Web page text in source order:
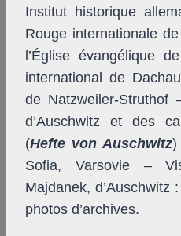
Institut historique
Rouge internationale
l’Église évangélique
international de
de Natzweiler-Struthof
d’Auschwitz et des
(Hefte von Auschwitz)
Sofia, Varsovie –
Majdanek, d’Auschwitz
photos d’archives.